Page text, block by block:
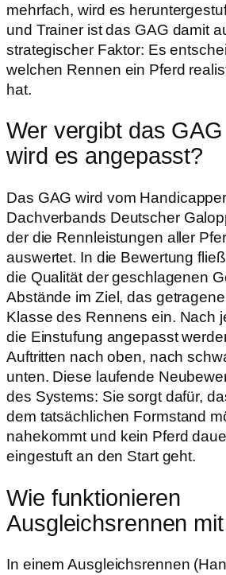
mehrfach, wird es
und Trainer ist das GAG damit
strategischer Faktor: Es
welchen Rennen ein Pferd
hat.
Wer vergibt das
wird es angepasst?
Das GAG wird vom
Dachverbands Deutscher
der die Rennleistungen aller
auswertet. In die Bewertung
die Qualität der geschlagenen
Abstände im Ziel, das
Klasse des Rennens ein. Nach
die Einstufung angepasst
Auftritten nach oben, nach
unten. Diese laufende
des Systems: Sie sorgt dafür,
dem tatsächlichen Formstand
nahekommt und kein Pferd
eingestuft an den Start geht.
Wie funktionieren
Ausgleichsrennen
In einem Ausgleichsrennen